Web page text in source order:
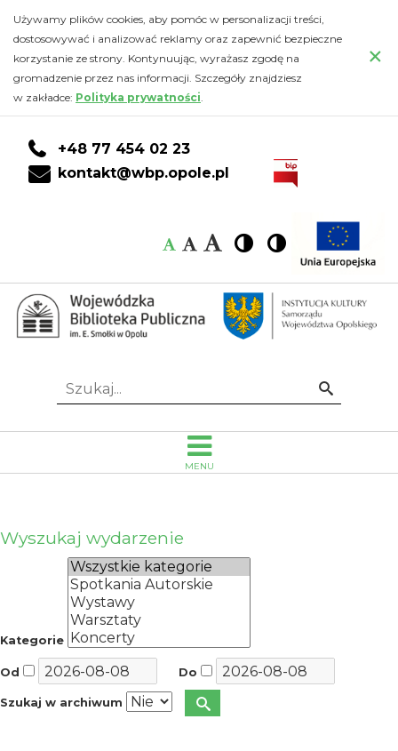
Kalendarz
Wojewódzka
Biblioteka
Publiczna
Emanuela
Smołki
w
Opolu
do
głównej
treści
DO
KONTA
CZYTELNIKA
DO
WYSZUKIWARKI
do
stopki
Używamy plików cookies, aby pomóc w personalizacji treści,
dostosowywać i analizować reklamy oraz zapewnić bezpieczne
korzystanie ze strony. Kontynuując, wyrażasz zgodę na
gromadzenie przez nas informacji. Szczegóły znajdziesz
w zakładce: Polityka prywatności.
×
+48 77 454 02 23
kontakt@wbp.opole.pl
Czcionka:
Czcionka
Czcionka
Czcionka
Wysoki
kontrast
Wysoki
kontrast
Idź
Szukaj...
MENU
Wyszukaj wydarzenie
Kategorie
Od Do
Szukaj w archiwum